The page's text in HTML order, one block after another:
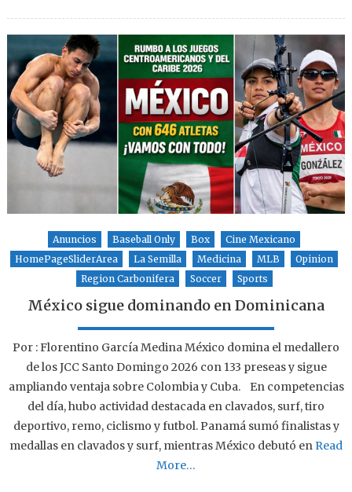
Anuncios Baseball Only Box
Cine Mexicano
HomePageSliderArea
La Semilla Medicina MLB
Opinion
Region Carbonifera
Soccer Sports
México sigue dominando en Dominicana
Por : Florentino García Medina México domina el medallero
de los JCC Santo Domingo 2026 con 133 preseas y sigue
ampliando ventaja sobre Colombia y Cuba. En competencias
del día, hubo actividad destacada en clavados, surf, tiro
deportivo, remo, ciclismo y futbol. Panamá sumó finalistas y
medallas en clavados y surf, mientras México debutó en Read
More…